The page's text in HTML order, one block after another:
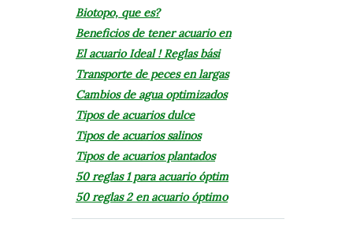
Biotopo, que es?
Beneficios de tener acuario en
El acuario Ideal ! Reglas bási
Transporte de peces en largas
Cambios de agua optimizados
Tipos de acuarios dulce
Tipos de acuarios salinos
Tipos de acuarios plantados
50 reglas 1 para acuario óptim
50 reglas 2 en acuario óptimo